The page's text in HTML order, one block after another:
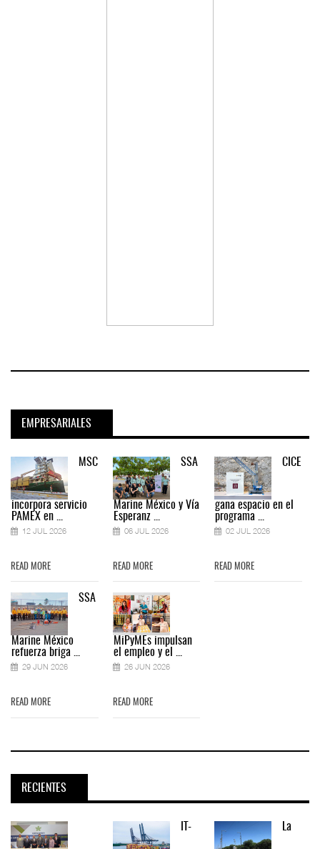
EMPRESARIALES
MSC
incorpora servicio
PAMEX en ...
12 JUL 2026
READ MORE
SSA
Marine México
refuerza briga ...
29 JUN 2026
READ MORE
SSA
Marine México y Vía
Esperanz ...
06 JUL 2026
READ MORE
MiPyMEs impulsan
el empleo y el ...
26 JUN 2026
READ MORE
CICE
gana espacio en el
programa ...
02 JUL 2026
READ MORE
RECIENTES
IT- La